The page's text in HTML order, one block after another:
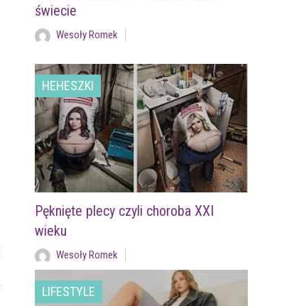
świecie
Wesoły Romek
HEHESZKI
Pęknięte plecy czyli choroba XXI
wieku
Wesoły Romek
LIFESTYLE